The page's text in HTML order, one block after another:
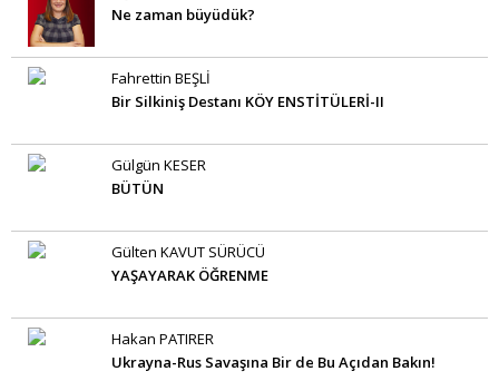
Ne zaman büyüdük?
Fahrettin BEŞLİ
Bir Silkiniş Destanı KÖY ENSTİTÜLERİ-II
Gülgün KESER
BÜTÜN
Gülten KAVUT SÜRÜCÜ
YAŞAYARAK ÖĞRENME
Hakan PATIRER
Ukrayna-Rus Savaşına Bir de Bu Açıdan Bakın!